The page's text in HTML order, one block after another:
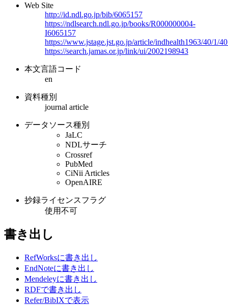
Web Site
http://id.ndl.go.jp/bib/6065157
https://ndlsearch.ndl.go.jp/books/R000000004-
I6065157
https://www.jstage.jst.go.jp/article/indhealth1963/40/1/
https://search.jamas.or.jp/link/ui/2002198943
本文言語コード
en
資料種別
journal article
データソース種別
JaLC
NDLサーチ
Crossref
PubMed
CiNii Articles
OpenAIRE
抄録ライセンスフラグ
使用不可
書き出し
RefWorksに書き出し
EndNoteに書き出し
Mendeleyに書き出し
RDFで書き出し
Refer/BibIXで表示